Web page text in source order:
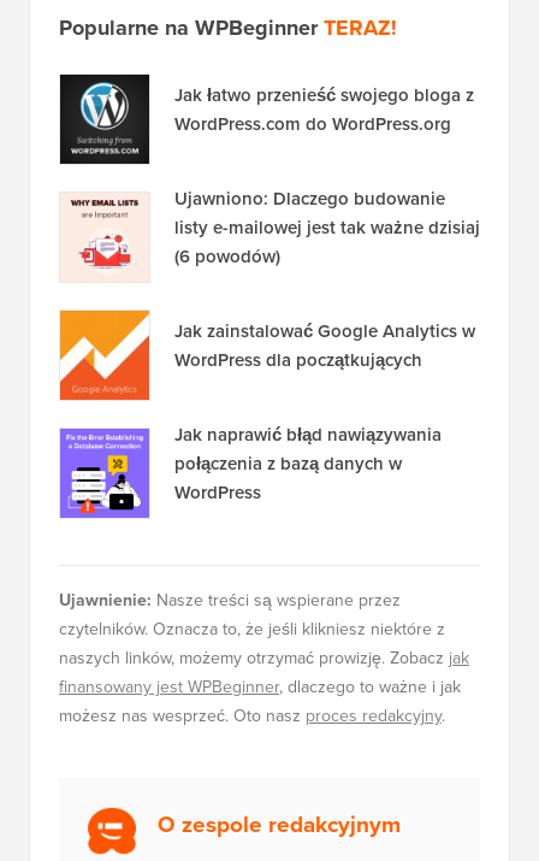
Popularne na WPBeginnerTERAZ!
Jak łatwo przenieść swojego bloga z
WordPress.com do WordPress.org
Ujawniono: Dlaczego budowanie
listy e-mailowej jest tak ważne dzisiaj
(6 powodów)
Jak zainstalować Google Analytics w
WordPress dla początkujących
Jak naprawić błąd nawiązywania
połączenia z bazą danych w
WordPress
Ujawnienie: Nasze treści są wspierane przez
czytelników. Oznacza to, że jeśli klikniesz niektóre z
naszych linków, możemy otrzymać prowizję. Zobacz jak
finansowany jest WPBeginner, dlaczego to ważne i jak
możesz nas wesprzeć. Oto nasz proces redakcyjny.
O zespole redakcyjnym